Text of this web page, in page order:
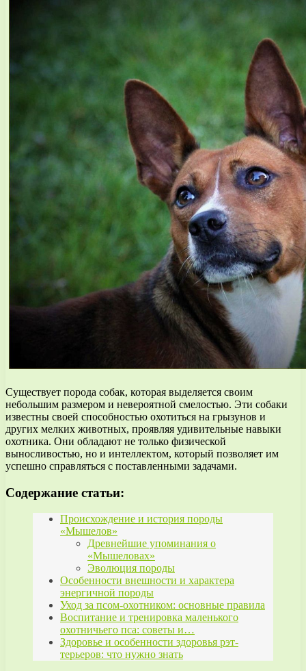
Существует порода собак, которая выделяется своим
небольшим размером и невероятной смелостью. Эти собаки
известны своей способностью охотиться на грызунов и
других мелких животных, проявляя удивительные навыки
охотника. Они обладают не только физической
выносливостью, но и интеллектом, который позволяет им
успешно справляться с поставленными задачами.
Содержание статьи:
Происхождение и история породы
«Мышелов»
Древнейшие упоминания о
«Мышеловах»
Эволюция породы
Особенности внешности и характера
энергичной породы
Уход за псом-охотником: основные правила
Воспитание и тренировка маленького
охотничьего пса: советы и…
Здоровье и особенности здоровья рэт-
терьеров: что нужно знать